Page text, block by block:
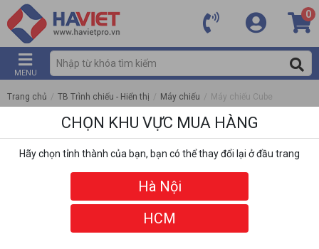
0
MENU
Trang chủ / TB Trình chiếu - Hiển thị / Máy chiếu / Máy chiếu Cube
CHỌN KHU VỰC MUA HÀNG
Hãy chọn tỉnh thành của bạn, bạn có thể thay đổi lại ở đầu trang
Hà Nội
HCM